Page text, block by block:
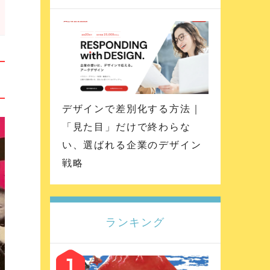
デザインで差別化する方法｜
「見た目」だけで終わらな
い、選ばれる企業のデザイン
戦略
ランキング